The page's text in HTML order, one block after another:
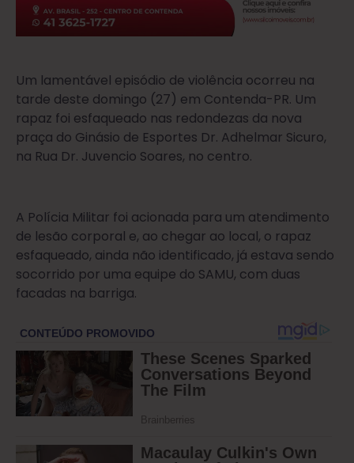
Um lamentável episódio de violência ocorreu na
tarde deste domingo (27) em Contenda-PR. Um
rapaz foi esfaqueado nas redondezas da nova
praça do Ginásio de Esportes Dr. Adhelmar Sicuro,
na Rua Dr. Juvencio Soares, no centro.
A Polícia Militar foi acionada para um atendimento
de lesão corporal e, ao chegar ao local, o rapaz
esfaqueado, ainda não identificado, já estava sendo
socorrido por uma equipe do SAMU, com duas
facadas na barriga.